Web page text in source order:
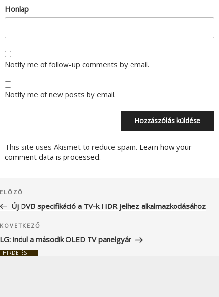
Honlap
Notify me of follow-up comments by email.
Notify me of new posts by email.
This site uses Akismet to reduce spam. Learn how your
comment data is processed.
navigáció
Korábbi
bejegyzés
ELŐZŐ
Új DVB specifikáció a TV-k HDR jelhez alkalmazkodásához
Következő
bejegyzés
KÖVETKEZŐ
LG: indul a második OLED TV panelgyár
HIRDETÉS